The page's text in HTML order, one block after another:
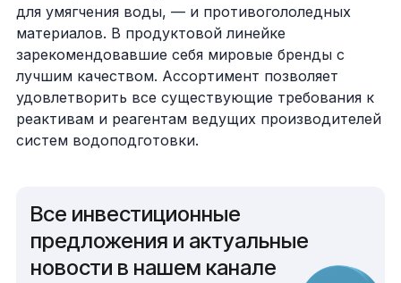
для умягчения воды, — и противогололедных
материалов. В продуктовой линейке
зарекомендовавшие себя мировые бренды с
лучшим качеством. Ассортимент позволяет
удовлетворить все существующие требования к
реактивам и реагентам ведущих производителей
систем водоподготовки.
Все инвестиционные
предложения и актуальные
новости в нашем канале